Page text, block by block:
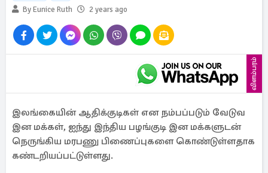
By Eunice Ruth
2 years ago
விளம்பரம்
இலங்கையின் ஆதிக்குடிகள் என நம்பப்படும் வேடுவ
இன மக்கள், ஐந்து இந்திய பழங்குடி இன மக்களுடன்
நெருங்கிய மரபணு பிணைப்புகளை கொண்டுள்ளதாக
கண்டறியப்பட்டுள்ளது.